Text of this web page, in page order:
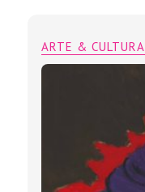
ARTE & CULTURA